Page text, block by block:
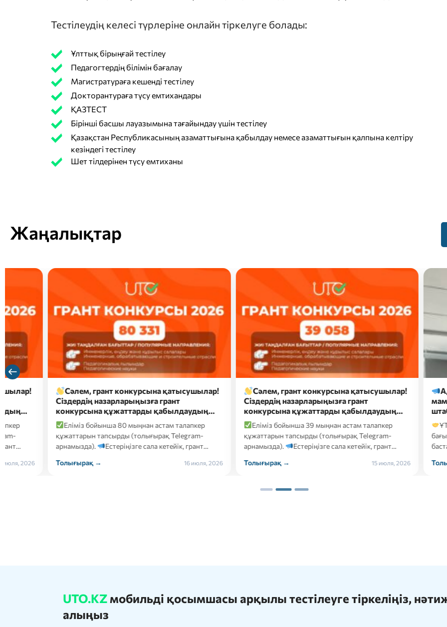
Тестілеудің келесі түрлеріне онлайн тіркелуге болады:
Ұлттық бірыңғай тестілеу
Педагогтердің білімін бағалау
Магистратураға кешенді тестілеу
Докторантураға түсу емтихандары
ҚАЗТЕСТ
Бірінші басшы лауазымына тағайындау үшін тестілеу
Қазақстан Республикасының азаматтығына қабылдау немесе азаматтығын қалпына келтіру
кезіндегі тестілеу
Шет тілдерінен түсу емтиханы
Жаңалықтар
Сәлем, грант конкурсына қатысушылар!
Сіздердің назарларыңызға грант
конкурсына құжаттарды қабылдаудың…
Еліміз бойынша 80 мыңнан астам талапкер
құжаттарын тапсырды (толығырақ Telegram-
арнамызда).
Естеріңізге сала кетейік, грант…
Толығырақ →
Сәлем, грант конкурсына қатысушылар!
Сіздердің назарларыңызға грант
конкурсына құжаттарды қабылдаудың…
Еліміз бойынша 39 мыңнан астам талапкер
құжаттарын тапсырды (толығырақ Telegram-
арнамызда).
Естеріңізге сала кетейік, грант…
Толығырақ →
Адам
мамандары
штаб-
ҰТО мен ETS
бағыттардың
бастама…
Толығырақ →
UTO.KZ мобильді қосымшасы арқылы тестілеуге тіркеліңіз,
алыңыз